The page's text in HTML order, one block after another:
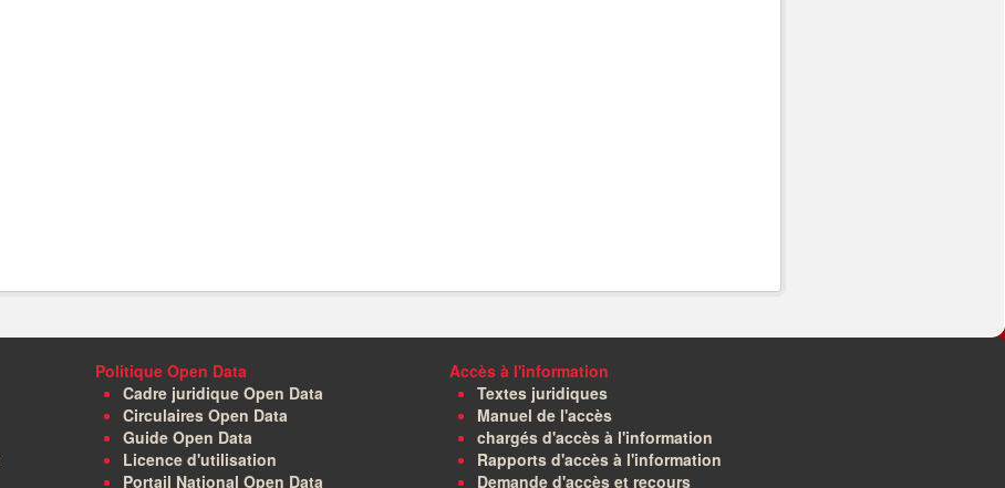
Politique Open Data
Cadre juridique Open Data
Circulaires Open Data
Guide Open Data
Licence d'utilisation
Portail National Open Data
Accès à l'information
Textes juridiques
Manuel de l'accès
chargés d'accès à l'information
Rapports d'accès à l'information
Demande d'accès et recours